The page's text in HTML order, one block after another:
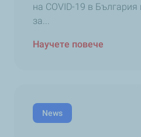
на COVID-19 в
за...
Научете повече
News